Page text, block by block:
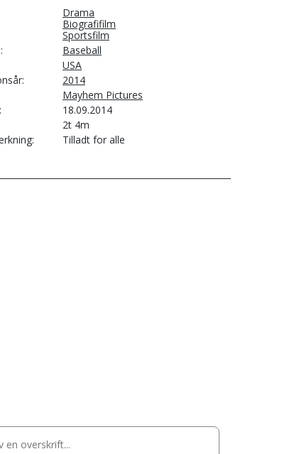
Drama
Biografifilm
Sportsfilm
Baseball
USA
2014
Mayhem Pictures
18.09.2014
2t 4m
Tilladt for alle